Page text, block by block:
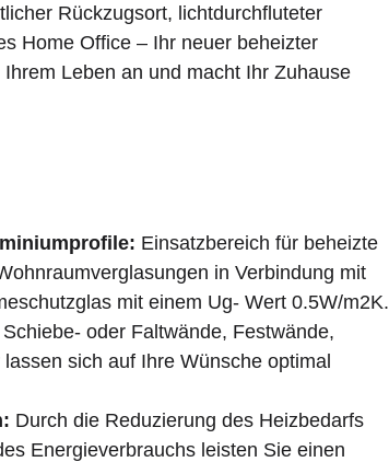
Rückzugsort, lichtdurchfluteter
Home Office – Ihr neuer beheizter
Leben an und macht Ihr Zuhause
Einsatzbereich für beheizte
in Verbindung mit
mit einem Ug- Wert 0.5W/m2K.
Schiebe- oder Faltwände, Festwände,
sich auf Ihre Wünsche optimal
Durch die Reduzierung des Heizbedarfs
Energieverbrauchs leisten Sie einen